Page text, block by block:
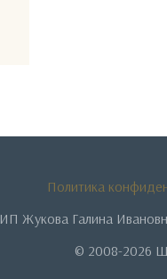
Политика
ИП Жукова Галина
© 2008-2026